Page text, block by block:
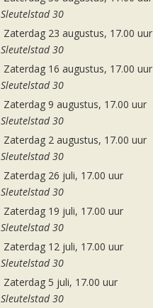
Sleutelstad 30
Zaterdag 23 augustus, 17.00 uur
Sleutelstad 30
Zaterdag 16 augustus, 17.00 uur
Sleutelstad 30
Zaterdag 9 augustus, 17.00 uur
Sleutelstad 30
Zaterdag 2 augustus, 17.00 uur
Sleutelstad 30
Zaterdag 26 juli, 17.00 uur
Sleutelstad 30
Zaterdag 19 juli, 17.00 uur
Sleutelstad 30
Zaterdag 12 juli, 17.00 uur
Sleutelstad 30
Zaterdag 5 juli, 17.00 uur
Sleutelstad 30